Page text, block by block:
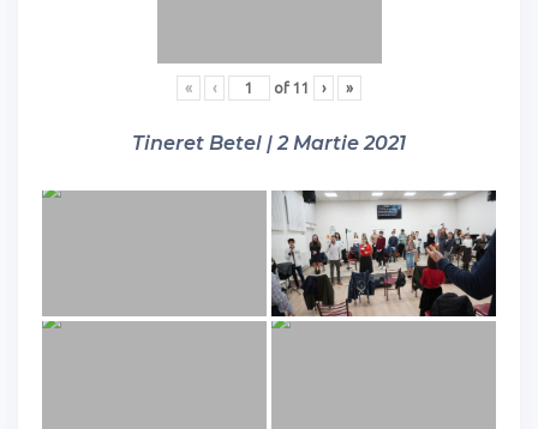
« ‹ of 11 › »
Tineret Betel | 2 Martie 2021